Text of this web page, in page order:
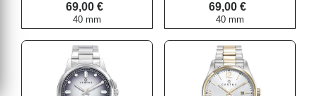
69,00 €
40 mm
69,00 €
40 mm